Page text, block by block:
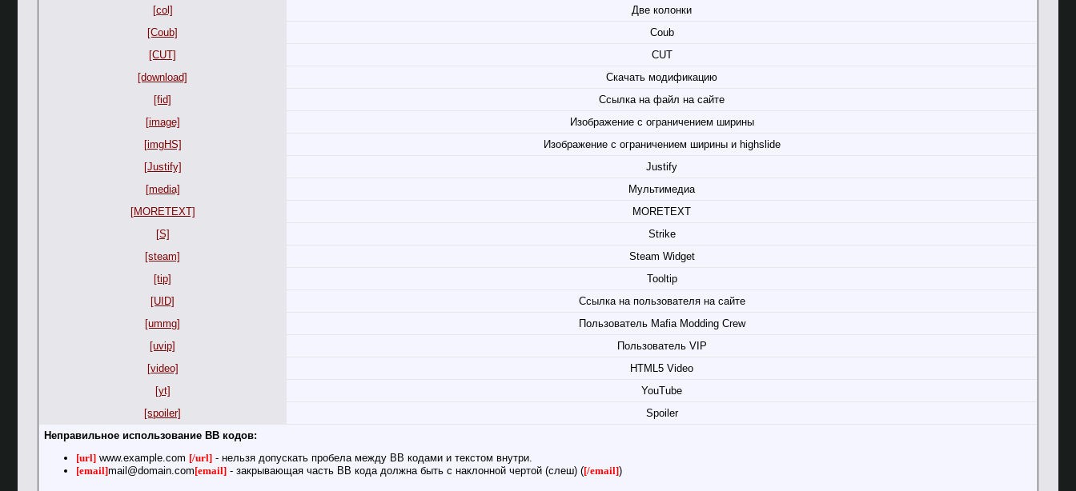
[col]
Две колонки
[Coub]
Coub
[CUT]
CUT
[download]
Скачать модификацию
[fid]
Ссылка на файл на сайте
[image]
Изображение с ограничением ширины
[imgHS]
Изображение с ограничением ширины и highslide
[Justify]
Justify
[media]
Мультимедиа
[MORETEXT]
MORETEXT
[S]
Strike
[steam]
Steam Widget
[tip]
Tooltip
[UID]
Ссылка на пользователя на сайте
[ummg]
Пользователь Mafia Modding Crew
[uvip]
Пользователь VIP
[video]
HTML5 Video
[yt]
YouTube
[spoiler]
Spoiler
Неправильное использование BB кодов:
[url] www.example.com [/url] - нельзя допускать пробела между BB кодами и текстом внутри.
[email]mail@domain.com[email] - закрывающая часть BB кода должна быть с наклонной чертой (слеш) ([/email])